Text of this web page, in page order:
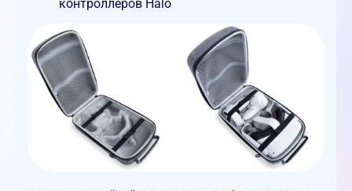
контроллеров Halo